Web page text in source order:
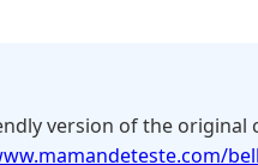
version of the original